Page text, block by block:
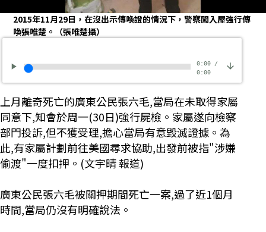
2015年11月29日，在沒出示傳喚證的情況下，警察闖入屋強行傳
喚張唯楚。（張唯楚攝）
0:00/
0:00
上月離奇死亡的廣東公民張六毛,當局在未取得家屬
同意下,知會於周一(30日)強行屍檢。家屬遂向檢察
部門投訴,但不獲受理,擔心當局有意毀滅證據。為
此,有家屬計劃前往美國尋求協助,出發前被指"涉嫌
偷渡"一度扣押。(文宇晴 報道)
廣東公民張六毛被關押期間死亡一案,過了近1個月
時間,當局仍沒有明確說法。